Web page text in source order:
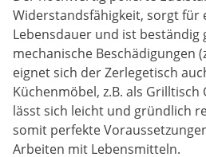
Widerstandsfähigkeit, sorgt für
Lebensdauer und ist beständig
mechanische Beschädigungen
eignet sich der Zerlegetisch
Küchenmöbel, z.B. als
lässt sich leicht und gründlich
somit perfekte
Arbeiten mit Lebensmitteln.